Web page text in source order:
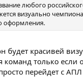
любого
визуально
оформления.
будет красивей
только если
перейдет с АПЛ